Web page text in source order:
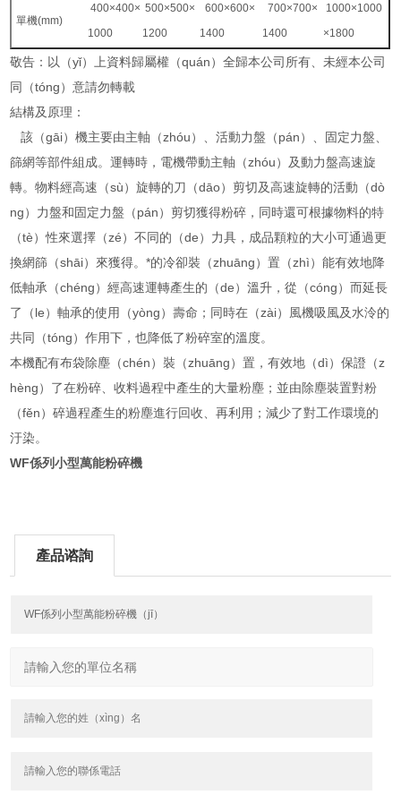
單機(mm)
400×400×
1000
500×500×
1200
600×600×
1400
700×700×
1400
1000×1000
×1800
敬告：以（yǐ）上資料歸屬權（quán）全歸本公司所有、未經本公司
同（tóng）意請勿轉載
結構及原理：
該（gāi）機主要由主軸（zhóu）、活動力盤（pán）、固定力盤、
篩網等部件組成。運轉時，電機帶動主軸（zhóu）及動力盤高速旋
轉。物料經高速（sù）旋轉的刀（dāo）剪切及高速旋轉的活動（dò
ng）力盤和固定力盤（pán）剪切獲得粉碎，同時還可根據物料的特
（tè）性來選擇（zé）不同的（de）力具，成品顆粒的大小可通過更
換網篩（shāi）來獲得。*的冷卻裝（zhuāng）置（zhì）能有效地降
低軸承（chéng）經高速運轉產生的（de）溫升，從（cóng）而延長
了（le）軸承的使用（yòng）壽命；同時在（zài）風機吸風及水泠的
共同（tóng）作用下，也降低了粉碎室的溫度。
本機配有布袋除塵（chén）裝（zhuāng）置，有效地（dì）保證（z
hèng）了在粉碎、收料過程中產生的大量粉塵；並由除塵裝置對粉
（fěn）碎過程產生的粉塵進行回收、再利用；減少了對工作環境的
汙染。
WF係列小型萬能粉碎機
產品谘詢